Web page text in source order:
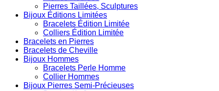
Pierres Taillées, Sculptures
Bijoux Éditions Limitées
Bracelets Édition Limitée
Colliers Édition Limitée
Bracelets en Pierres
Bracelets de Cheville
Bijoux Hommes
Bracelets Perle Homme
Collier Hommes
Bijoux Pierres Semi-Précieuses